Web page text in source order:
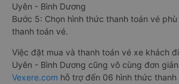
Uyên - Bình Dương
Bước 5: Chọn hình thức thanh toán vé
thanh toán vé.
Việc đặt mua và thanh toán vé xe khách
Uyên - Bình Dương cũng vô cùng đơn
Vexere.com hỗ trợ đến 06 hình thức thanh